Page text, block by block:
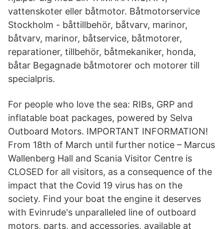
vattenskoter eller båtmotor. Båtmotorservice
Stockholm - båttillbehör, båtvarv, marinor,
båtvarv, marinor, båtservice, båtmotorer,
reparationer, tillbehör, båtmekaniker, honda,
båtar Begagnade båtmotorer och motorer till
specialpris.
For people who love the sea: RIBs, GRP and
inflatable boat packages, powered by Selva
Outboard Motors. IMPORTANT INFORMATION!
From 18th of March until further notice – Marcus
Wallenberg Hall and Scania Visitor Centre is
CLOSED for all visitors, as a consequence of the
impact that the Covid 19 virus has on the
society. Find your boat the engine it deserves
with Evinrude's unparalleled line of outboard
motors, parts, and accessories, available at